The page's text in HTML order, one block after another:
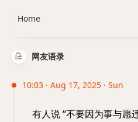
网友语录
10:03 · Aug 17, 2025 · Sun
有人说 “不要因为事与愿
Home